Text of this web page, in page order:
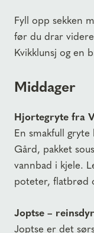
Fyll opp sekken
før du drar
Kvikklunsj og en
Middager
Hjortegryte fra
En smakfull
Gård, pakket
vannbad i kjele.
poteter, flatbrød
Joptse –
Joptse er det